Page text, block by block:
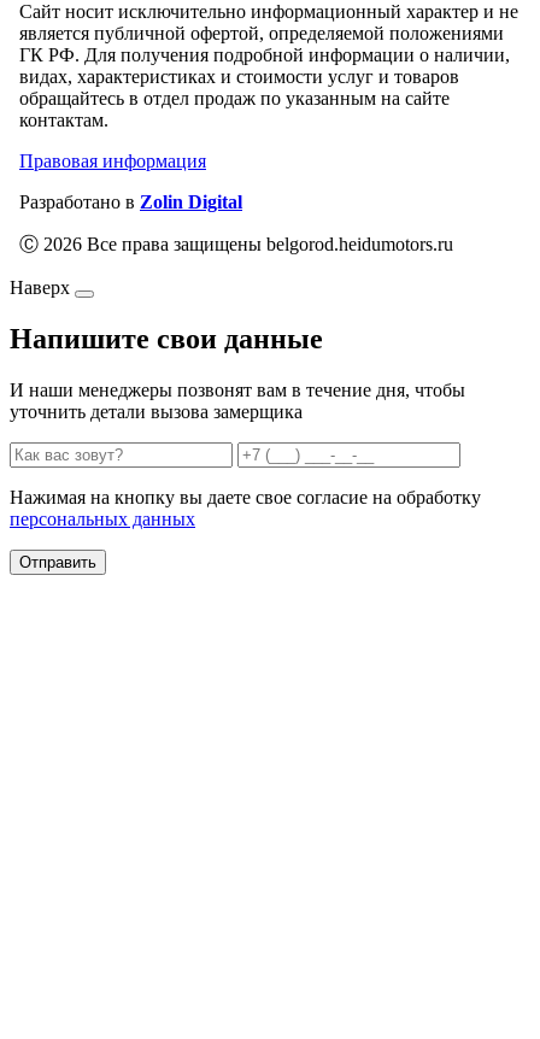
Сайт носит исключительно информационный характер и не
является публичной офертой, определяемой положениями
ГК РФ. Для получения подробной информации о наличии,
видах, характеристиках и стоимости услуг и товаров
обращайтесь в отдел продаж по указанным на сайте
контактам.
Правовая информация
Разработано в Zolin Digital
Ⓒ 2026 Все права защищены belgorod.heidumotors.ru
Наверх
Напишите свои данные
И наши менеджеры позвонят вам в течение дня, чтобы
уточнить детали вызова замерщика
Нажимая на кнопку вы даете свое согласие на обработку
персональных данных
Отправить